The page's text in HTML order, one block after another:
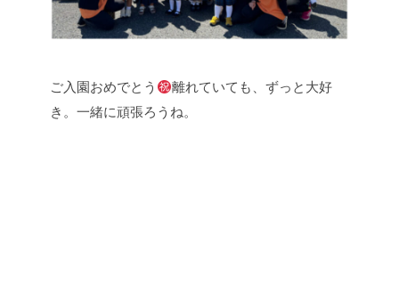
ご入園おめでとう
離れていても、ずっと大好
き。一緒に頑張ろうね。